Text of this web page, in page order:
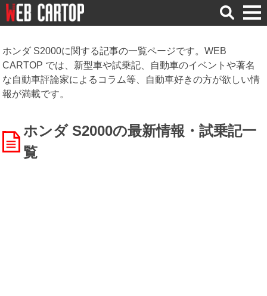
検
索
ホンダ S2000に関する記事の一覧ページです。WEB
CARTOP では、新型車や試乗記、自動車のイベントや著名
な自動車評論家によるコラム等、自動車好きの方が欲しい情
報が満載です。
ホンダ S2000の最新情報・試乗記一
覧